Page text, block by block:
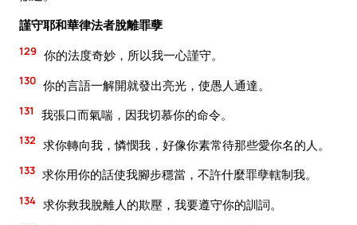
謹守耶和華律法者脫離罪孽
129 你的法度奇妙，所以我一心謹守。
130 你的言語一解開就發出亮光，使愚人通達。
131 我張口而氣喘，因我切慕你的命令。
132 求你轉向我，憐憫我，好像你素常待那些愛你名的人。
133 求你用你的話使我腳步穩當，不許什麼罪孽轄制我。
134 求你救我脫離人的欺壓，我要遵守你的訓詞。